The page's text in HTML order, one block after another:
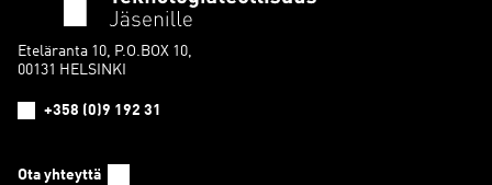
Eteläranta 10, P.O.BOX 10,
00131 HELSINKI
+358 (0)9 192 31
Ota yhteyttä